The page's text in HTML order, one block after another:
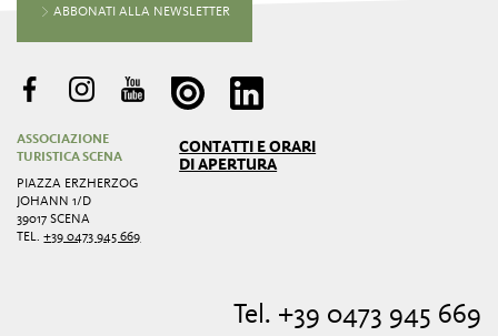
ABBONATI ALLA NEWSLETTER
ASSOCIAZIONE
TURISTICA SCENA
PIAZZA ERZHERZOG
JOHANN 1/D
39017 SCENA
TEL.+39 0473 945 669
CONTATTI E ORARI
DI APERTURA
Tel. +39 0473 945 669